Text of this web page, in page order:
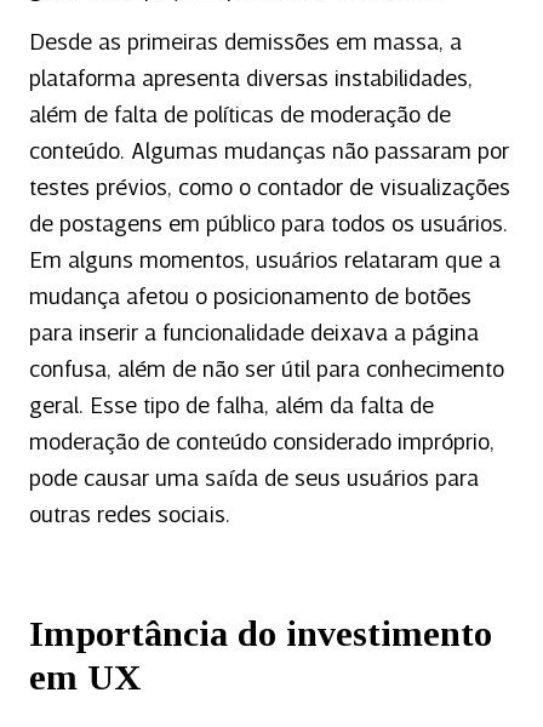
Desde as primeiras demissões em massa, a
plataforma apresenta diversas instabilidades,
além de falta de políticas de moderação de
conteúdo. Algumas mudanças não passaram por
testes prévios, como o contador de visualizações
de postagens em público para todos os usuários.
Em alguns momentos, usuários relataram que a
mudança afetou o posicionamento de botões
para inserir a funcionalidade deixava a página
confusa, além de não ser útil para conhecimento
geral. Esse tipo de falha, além da falta de
moderação de conteúdo considerado impróprio,
pode causar uma saída de seus usuários para
outras redes sociais.
Importância do investimento
em UX